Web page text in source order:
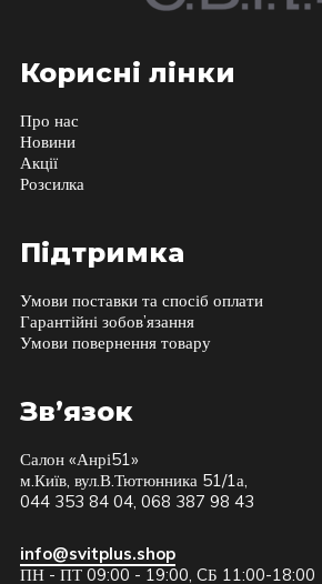
Корисні лінки
Про нас
Новини
Акції
Розсилка
Підтримка
Умови поставки та спосіб оплати
Гарантійні зобов’язання
Умови повернення товару
Зв’язок
Салон «Анрі51»
м.Київ, вул.В.Тютюнника 51/1а,
044 353 84 04, 068 387 98 43
info@svitplus.shop
ПН - ПТ 09:00 - 19:00, CБ 11:00-18:00